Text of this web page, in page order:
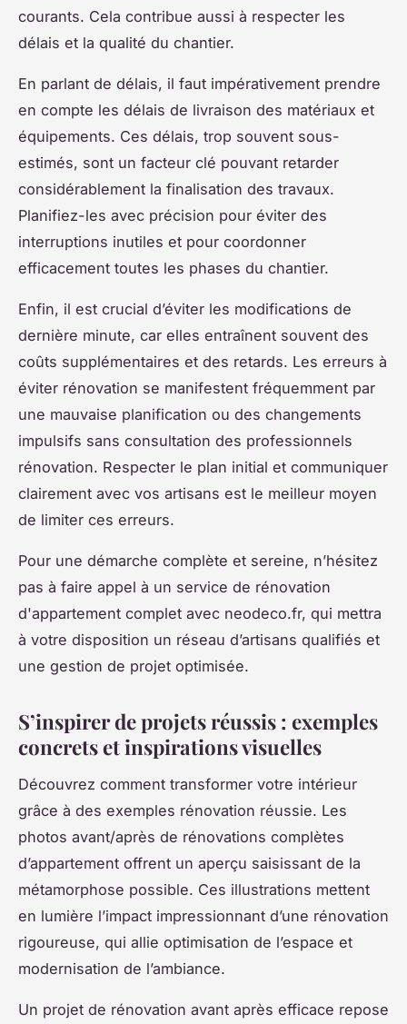
courants. Cela contribue aussi à respecter les
délais et la qualité du chantier.
En parlant de délais, il faut impérativement prendre
en compte les délais de livraison des matériaux et
équipements. Ces délais, trop souvent sous-
estimés, sont un facteur clé pouvant retarder
considérablement la finalisation des travaux.
Planifiez-les avec précision pour éviter des
interruptions inutiles et pour coordonner
efficacement toutes les phases du chantier.
Enfin, il est crucial d’éviter les modifications de
dernière minute, car elles entraînent souvent des
coûts supplémentaires et des retards. Les erreurs à
éviter rénovation se manifestent fréquemment par
une mauvaise planification ou des changements
impulsifs sans consultation des professionnels
rénovation. Respecter le plan initial et communiquer
clairement avec vos artisans est le meilleur moyen
de limiter ces erreurs.
Pour une démarche complète et sereine, n’hésitez
pas à faire appel à un service de rénovation
d'appartement complet avec neodeco.fr, qui mettra
à votre disposition un réseau d’artisans qualifiés et
une gestion de projet optimisée.
S’inspirer de projets réussis : exemples
concrets et inspirations visuelles
Découvrez comment transformer votre intérieur
grâce à des exemples rénovation réussie. Les
photos avant/après de rénovations complètes
d’appartement offrent un aperçu saisissant de la
métamorphose possible. Ces illustrations mettent
en lumière l’impact impressionnant d’une rénovation
rigoureuse, qui allie optimisation de l’espace et
modernisation de l’ambiance.
Un projet de rénovation avant après efficace repose